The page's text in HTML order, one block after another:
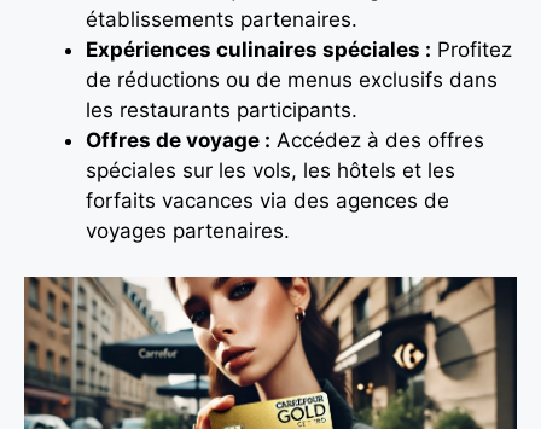
établissements partenaires.
Expériences culinaires spéciales : Profitez
de réductions ou de menus exclusifs dans
les restaurants participants.
Offres de voyage : Accédez à des offres
spéciales sur les vols, les hôtels et les
forfaits vacances via des agences de
voyages partenaires.